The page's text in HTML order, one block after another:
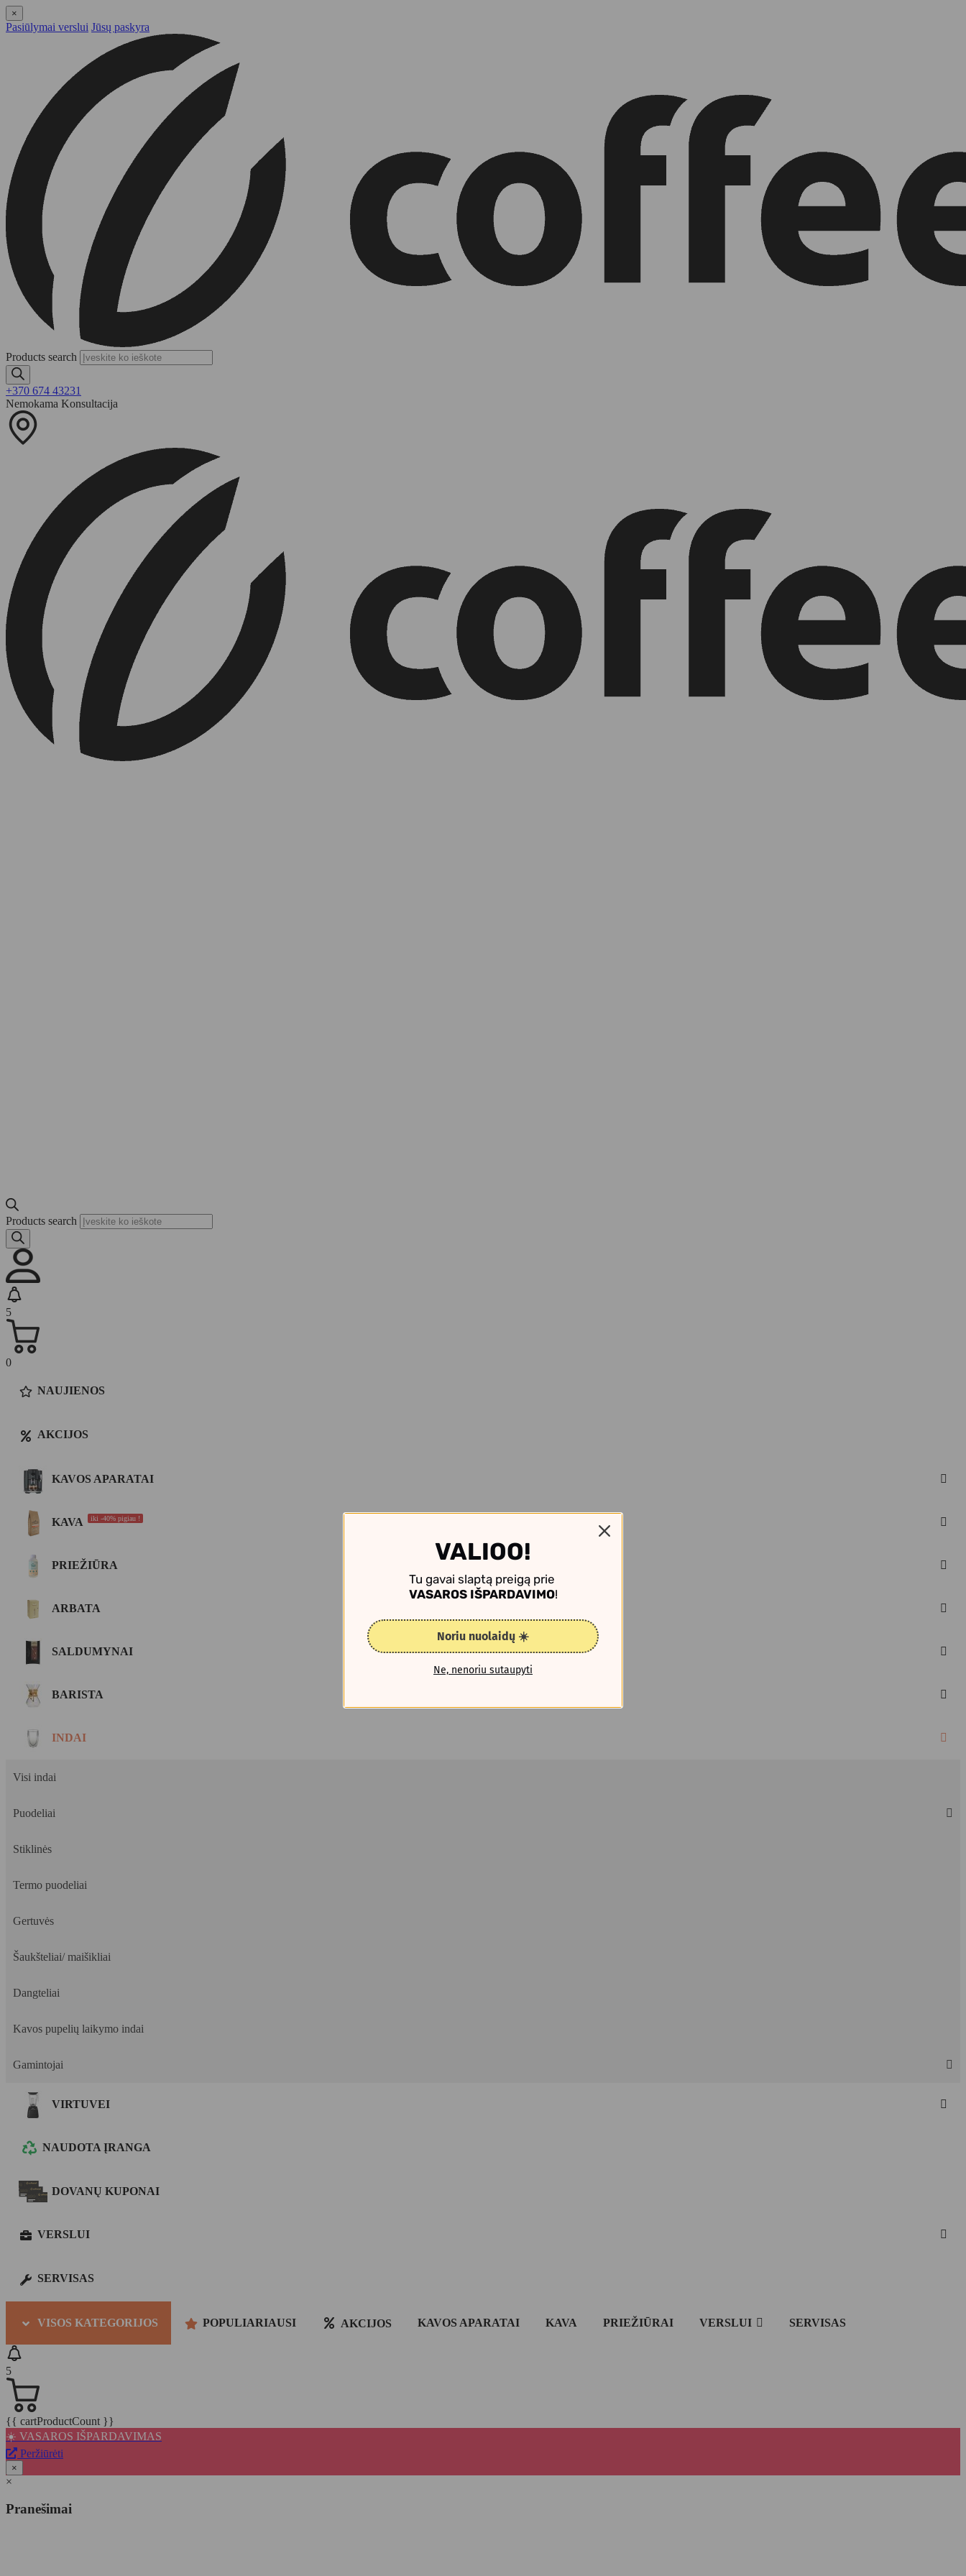
×
Pasiūlymai verslui Jūsų paskyra
Products search
+370 674 43231
Nemokama Konsultacija
Products search
5
0
NAUJIENOS
AKCIJOS
KAVOS APARATAI
KAVA iki -40% pigiau !
PRIEŽIŪRA
ARBATA
SALDUMYNAI
BARISTA
INDAI
Visi indai
Puodeliai
Stiklinės
Termo puodeliai
Gertuvės
Šaukšteliai/ maišikliai
Dangteliai
Kavos pupelių laikymo indai
Gamintojai
VIRTUVEI
NAUDOTA ĮRANGA
DOVANŲ KUPONAI
VERSLUI
SERVISAS
VISOS KATEGORIJOS POPULIARIAUSI AKCIJOS KAVOS APARATAI KAVA PRIEŽIŪRAI VERSLUI SERVISAS
5
{{ cartProductCount }}
☀️ VASAROS IŠPARDAVIMAS
Peržiūrėti
×
×
Pranešimai
VALIOO!
Tu gavai slaptą preigą prie
VASAROS IŠPARDAVIMO!
Noriu nuolaidų ☀️
Ne, nenoriu sutaupyti